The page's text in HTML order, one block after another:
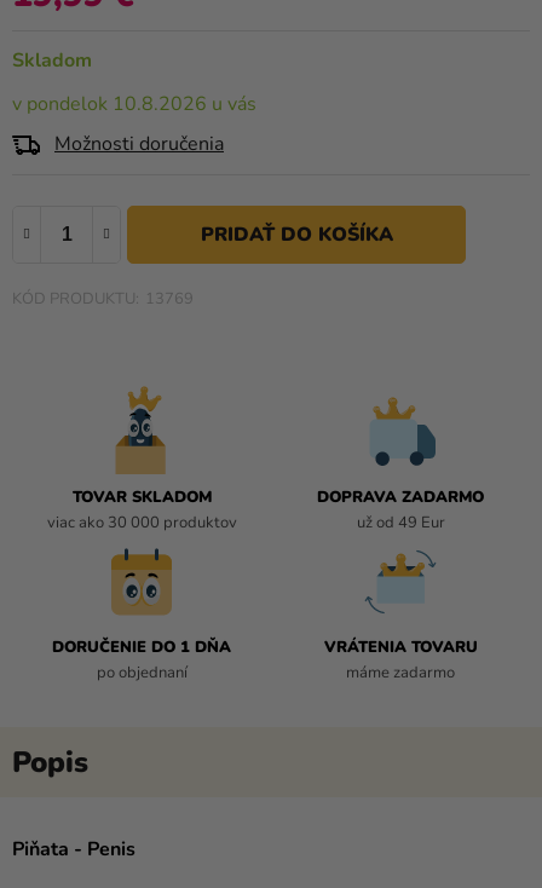
a merch
Sviatky
Kreatívne
potreby
produkty
Výpredaj
Kontakt
0,0
5
hviezdičiek.
Skladom
v pondelok 10.8.2026 u vás
Možnosti doručenia
13769
TOVAR SKLADOM
viac ako 30 000 produktov
DOPRAVA ZADARMO
už od 49 Eur
DORUČENIE DO 1 DŇA
po objednaní
VRÁTENIA TOVARU
máme zadarmo
Piňata - Penis